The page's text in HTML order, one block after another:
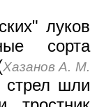
луков
сорта
Хазанов А. М.
шли